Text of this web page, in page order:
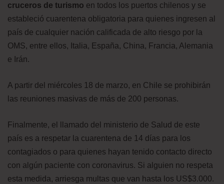
cruceros de turismo en todos los puertos chilenos y se
estableció cuarentena obligatoria para quienes ingresen al
país de cualquier nación calificada de alto riesgo por la
OMS, entre ellos, Italia, España, China, Francia, Alemania
e Irán.
A partir del miércoles 18 de marzo, en Chile se prohibirán
las reuniones masivas de más de 200 personas.
Finalmente, el llamado del ministerio de Salud de este
país es a respetar la cuarentena de 14 días para los
contagiados o para quienes hayan tenido contacto directo
con algún paciente con coronavirus. Si alguien no respeta
esta medida, arriesga multas que van hasta los US$3.000.